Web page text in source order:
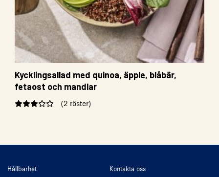
Kycklingsallad med quinoa, äpple, blåbär,
fetaost och mandlar
(2 röster)
Hållbarhet
Kontakta oss